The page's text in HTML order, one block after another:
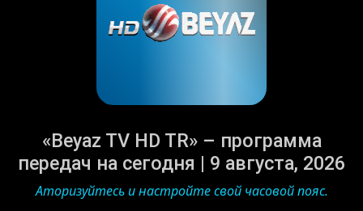
«Beyaz TV HD TR» – программа
передач на сегодня | 9 августа, 2026
Аторизуйтесь и настройте свой часовой пояс.